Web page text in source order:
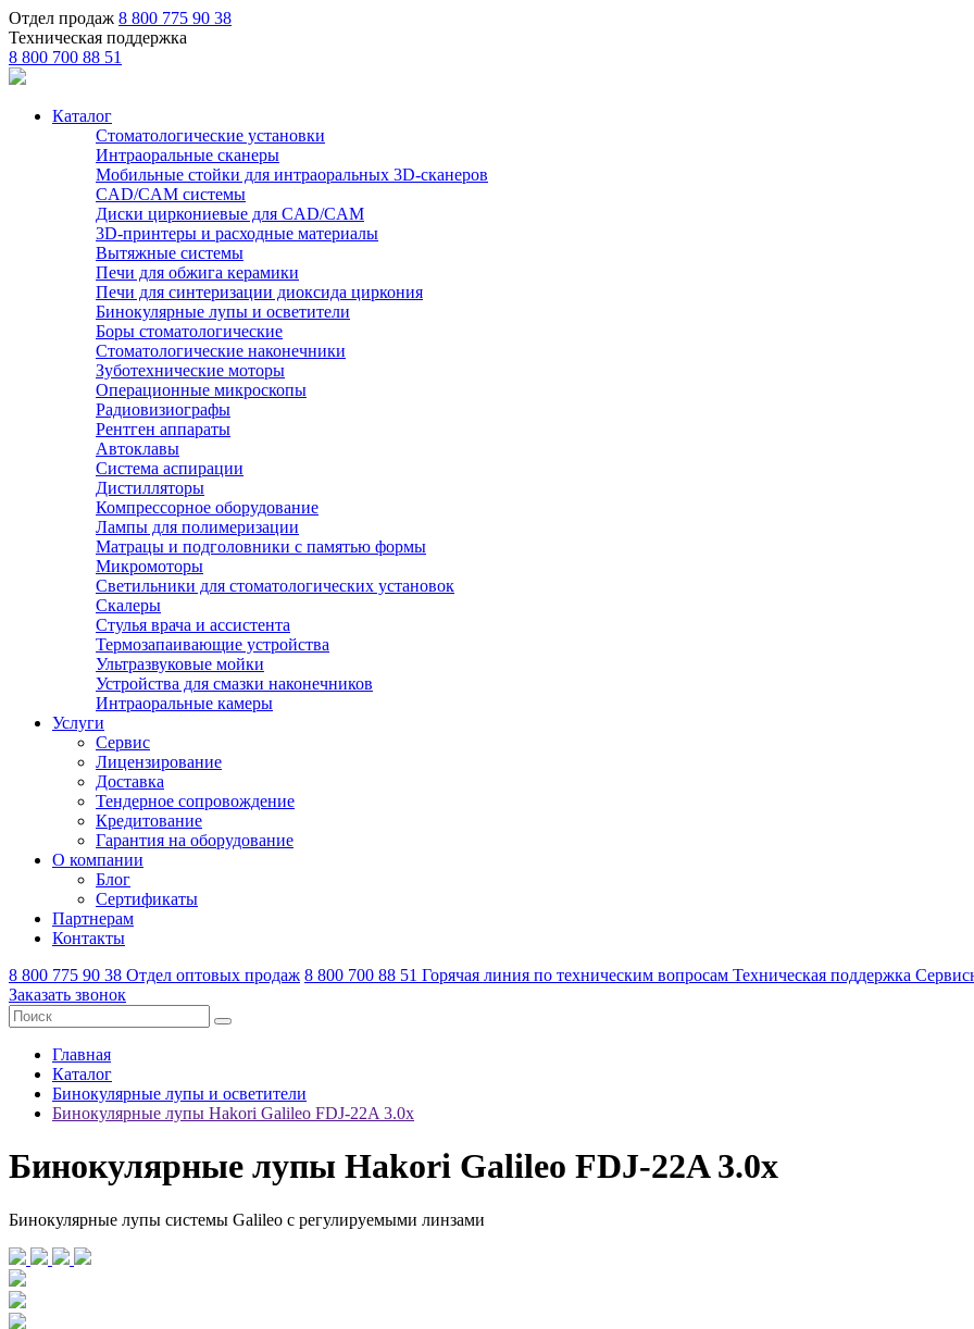
Отдел продаж 8 800 775 90 38
Техническая поддержка
8 800 700 88 51
Каталог
Стоматологические установки
Интраоральные сканеры
Мобильные стойки для интраоральных 3D-сканеров
CAD/CAM системы
Диски циркониевые для CAD/CAM
3D-принтеры и расходные материалы
Вытяжные системы
Печи для обжига керамики
Печи для синтеризации диоксида циркония
Бинокулярные лупы и осветители
Боры стоматологические
Стоматологические наконечники
Зуботехнические моторы
Операционные микроскопы
Радиовизиографы
Рентген аппараты
Автоклавы
Система аспирации
Дистилляторы
Компрессорное оборудование
Лампы для полимеризации
Матрацы и подголовники с памятью формы
Микромоторы
Светильники для стоматологических установок
Скалеры
Стулья врача и ассистента
Термозапаивающие устройства
Ультразвуковые мойки
Устройства для смазки наконечников
Интраоральные камеры
Услуги
Сервис
Лицензирование
Доставка
Тендерное сопровождение
Кредитование
Гарантия на оборудование
О компании
Блог
Сертификаты
Партнерам
Контакты
8 800 775 90 38 Отдел оптовых продаж 8 800 700 88 51 Горячая линия по техническим вопросам Техническая поддержка
Заказать звонок
Главная
Каталог
Бинокулярные лупы и осветители
Бинокулярные лупы Hakori Galileo FDJ-22A 3.0x
Бинокулярные лупы Hakori Galileo FDJ-22A 3.0x
Бинокулярные лупы системы Galileo с регулируемыми линзами